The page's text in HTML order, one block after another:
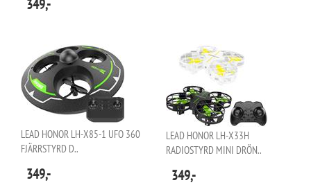
349,-
LEAD HONOR LH-X85-1 UFO 360
FJÄRRSTYRD D..
349,-
LEAD HONOR LH-X33H
RADIOSTYRD MINI DRÖN..
349,-